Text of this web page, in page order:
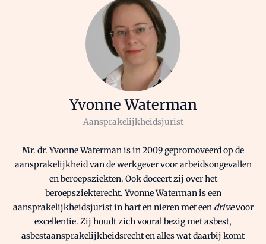
Yvonne Waterman
Aansprakelijkheidsjurist
Mr. dr. Yvonne Waterman is in 2009 gepromoveerd op de
aansprakelijkheid van de werkgever voor arbeidsongevallen
en beroepsziekten. Ook doceert zij over het
beroepsziekterecht. Yvonne Waterman is een
aansprakelijkheidsjurist in hart en nieren met een drivevoor
excellentie. Zij houdt zich vooral bezig met asbest,
asbestaansprakelijkheidsrecht en alles wat daarbij komt